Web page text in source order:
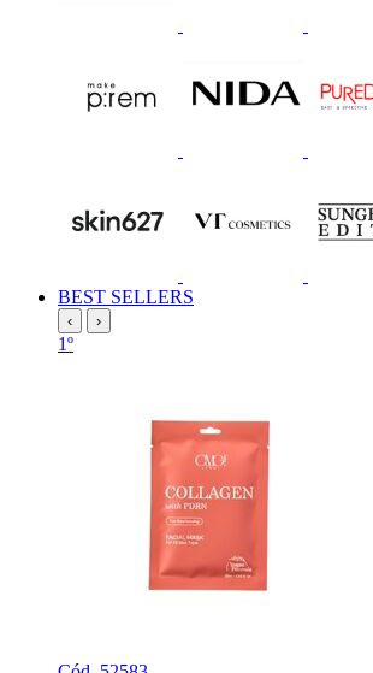
BEST SELLERS
‹ ›
1º